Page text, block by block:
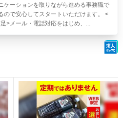
ケーションを取りながら進める事務職で
ので安心してスタートいただけます。 <
>メール・電話対応をはじめ、...